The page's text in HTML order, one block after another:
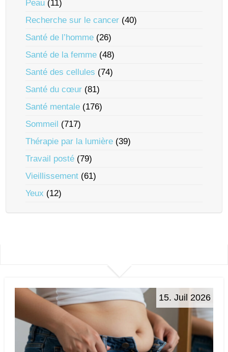
Peau (11)
Recherche sur le cancer (40)
Santé de l’homme (26)
Santé de la femme (48)
Santé des cellules (74)
Santé du cœur (81)
Santé mentale (176)
Sommeil (717)
Thérapie par la lumière (39)
Travail posté (79)
Vieillissement (61)
Yeux (12)
15. Juil 2026